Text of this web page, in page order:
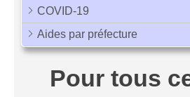
COVID-19
Aides par préfecture
Pour tous